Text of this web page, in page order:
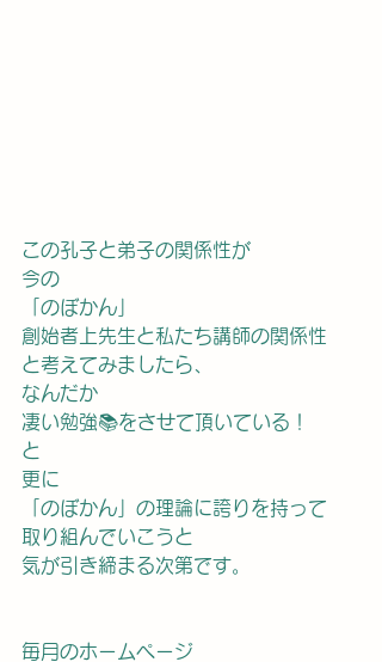
この孔子と弟子の関係性が
今の
「のぼかん」
創始者上先生と私たち講師の関係性
と考えてみましたら、
なんだか
凄い勉強📚をさせて頂いている！
と
更に
「のぼかん」の理論に誇りを持って
取り組んでいこうと
気が引き締まる次第です。
毎月のホームページ